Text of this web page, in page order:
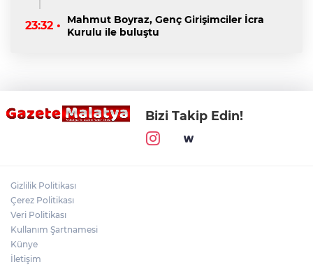
23:32 •
Mahmut Boyraz, Genç Girişimciler İcra
Kurulu ile buluştu
Bizi Takip Edin!
Gizlilik Politikası
Çerez Politikası
Veri Politikası
Kullanım Şartnamesi
Künye
İletişim